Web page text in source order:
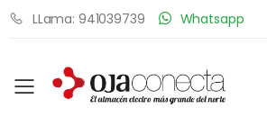
LLama: 941039739 Whatsapp
Toggle mobile menu